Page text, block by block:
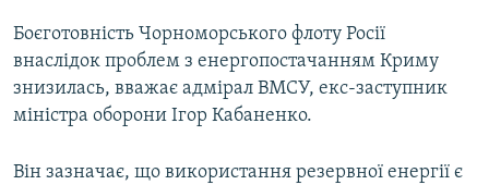
КТАТ
ДОЛУЧАЙСЯ!
Боєготовність Чорноморського флоту Росії
внаслідок проблем з енергопостачанням Криму
знизилась, вважає адмірал ВМСУ, екс-заступник
міністра оборони Ігор Кабаненко.
Він зазначає, що використання резервної енергії є